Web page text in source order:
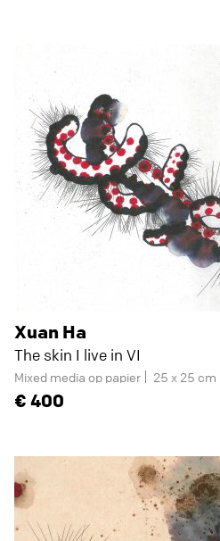
Xuan Ha
The skin I live in VI
Mixed media op papier 25 x 25 cm
400